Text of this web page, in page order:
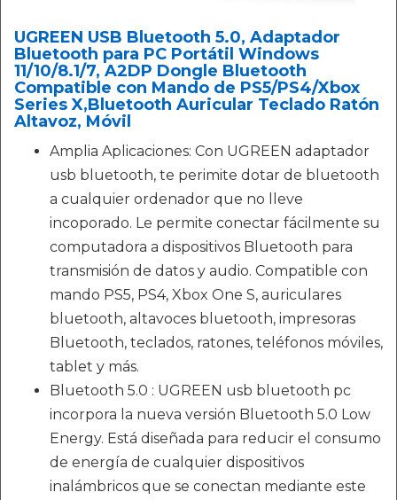
UGREEN USB Bluetooth 5.0, Adaptador
Bluetooth para PC Portátil Windows
11/10/8.1/7, A2DP Dongle Bluetooth
Compatible con Mando de PS5/PS4/Xbox
Series X,Bluetooth Auricular Teclado Ratón
Altavoz, Móvil
Amplia Aplicaciones: Con UGREEN adaptador
usb bluetooth, te perimite dotar de bluetooth
a cualquier ordenador que no lleve
incoporado. Le permite conectar fácilmente su
computadora a dispositivos Bluetooth para
transmisión de datos y audio. Compatible con
mando PS5, PS4, Xbox One S, auriculares
bluetooth, altavoces bluetooth, impresoras
Bluetooth, teclados, ratones, teléfonos móviles,
tablet y más.
Bluetooth 5.0 : UGREEN usb bluetooth pc
incorpora la nueva versión Bluetooth 5.0 Low
Energy. Está diseñada para reducir el consumo
de energía de cualquier dispositivos
inalámbricos que se conectan mediante este